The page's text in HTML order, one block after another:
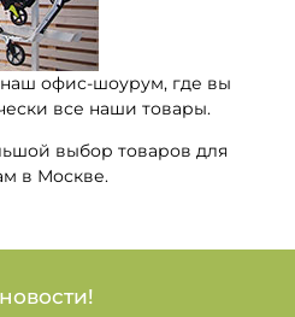
офис-шоурум, где вы
все наши товары.
выбор товаров для
в Москве.